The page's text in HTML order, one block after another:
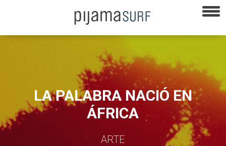
LA PALABRA NACIÓ EN
ÁFRICA
ARTE